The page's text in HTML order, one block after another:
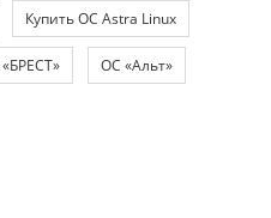
Купить ОС Astra Linux
ОС «Альт»